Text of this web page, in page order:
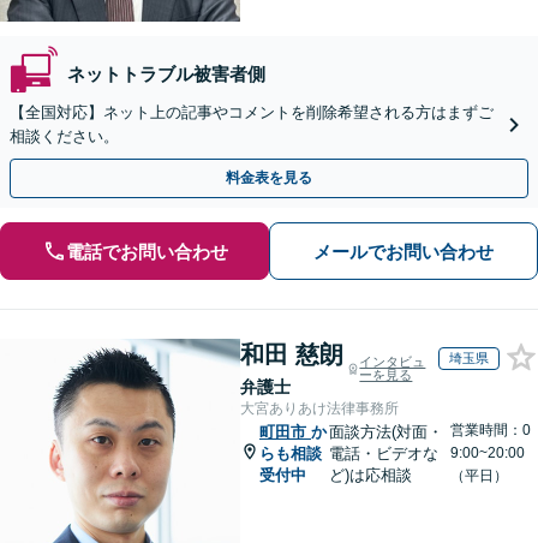
ネットトラブル被害者側
【全国対応】ネット上の記事やコメントを削除希望される方はまずご
相談ください。
料金表を見る
電話でお問い合わせ メールでお問い合わせ
和田 慈朗
弁護士
インタビュ
ーを見る
埼玉県
大宮ありあけ法律事務所
町田市 か
らも相談
受付中
面談方法(対面・
電話・ビデオな
ど)は応相談
営業時間：0
9:00~20:00
（平日）